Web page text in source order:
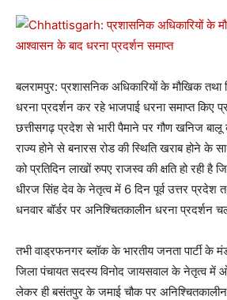
बलरामपुर: प्रशासनिक अधिकारियों के मौखिक
धरना प्रदर्शन कर रहे भाजपाई धरना समाप्त किए
छत्तीसगढ़ प्रदेश से भारी पैमाने पर गौण खनिज
राज्य होने से बनारस रोड की स्थिति खराब होने के
को प्रतिदिन लाखों रुपए राजस्व की क्षति हो रही
धीरज सिंह देव के नेतृत्व में 6 दिन पूर्व उत्तर प्रदेश
धनवार बॉर्डर पर अनिश्चितकालीन धरना प्रदर्शन
तभी वाड्रफनगर ब्लॉक के भारतीय जनता पार्टी के
जिला पंचायत सदस्य विनोद जायसवाल के नेतृत्व में
लेकर ही बसंतपुर के जमाई चौक पर